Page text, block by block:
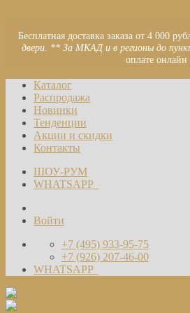
Бесплатная доставка заказа от 4 000
двери. ** За МКАД и в регионы до
оплате онлайн
Каталог
Распродажа
Новинки
Тенденции
Акции и скидки
Контакты
ШОУ-РУМ
WHATSAPP
Войти
+7 (495) 933-95-75
+7 (926) 207-46-00
WHATSAPP